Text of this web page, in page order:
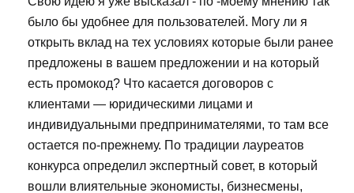
было бы удобнее для пользователей. Могу ли я
открыть вклад на тех условиях которые были ранее
предложены в вашем предложении и на который
есть промокод? Что касается договоров с
клиентами — юридическими лицами и
индивидуальными предпринимателями, то там все
остается по-прежнему. По традиции лауреатов
конкурса определил экспертный совет, в который
вошли влиятельные экономисты, бизнесмены,